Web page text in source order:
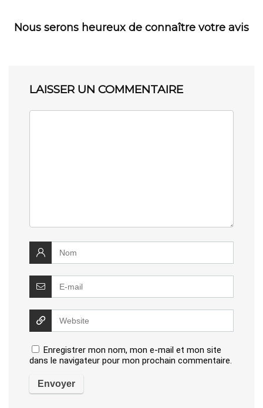
Nous serons heureux de connaître votre avis
LAISSER UN COMMENTAIRE
Enregistrer mon nom, mon e-mail et mon site
dans le navigateur pour mon prochain commentaire.